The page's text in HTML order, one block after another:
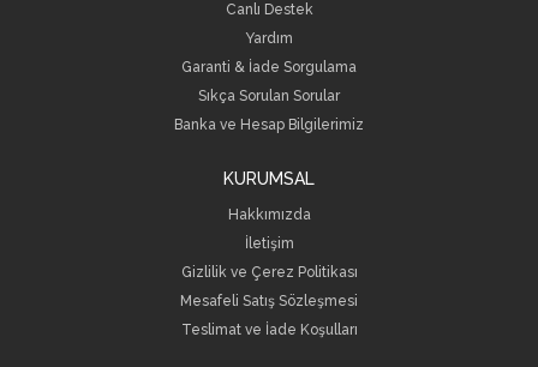
Canlı Destek
Yardım
Garanti & İade Sorgulama
Sıkça Sorulan Sorular
Banka ve Hesap Bilgilerimiz
KURUMSAL
Hakkımızda
İletişim
Gizlilik ve Çerez Politikası
Mesafeli Satış Sözleşmesi
Teslimat ve İade Koşulları